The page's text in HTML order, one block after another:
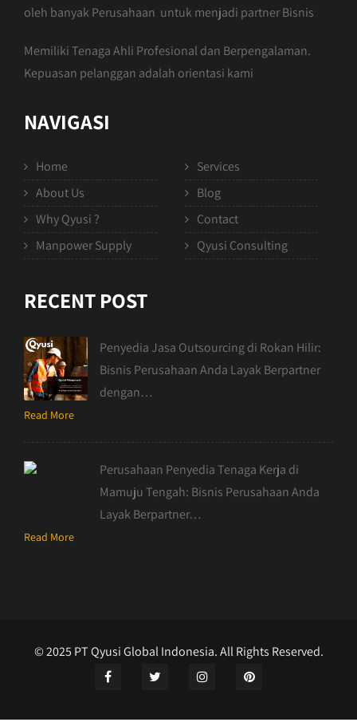
oleh banyak Perusahaan untuk menjadi partner Bisnis
Memiliki Tenaga Ahli Profesional dan Berpengalaman.
Kepuasan pelanggan adalah orientasi kami
NAVIGASI
Home
About Us
Why Qyusi ?
Manpower Supply
Services
Blog
Contact
Qyusi Consulting
RECENT POST
Penyedia Jasa Outsourcing di Rokan Hilir:
Bisnis Perusahaan Anda Layak Berpartner
dengan…
Read More
Perusahaan Penyedia Tenaga Kerja di
Mamuju Tengah: Bisnis Perusahaan Anda
Layak Berpartner…
Read More
© 2025 PT Qyusi Global Indonesia. All Rights Reserved.